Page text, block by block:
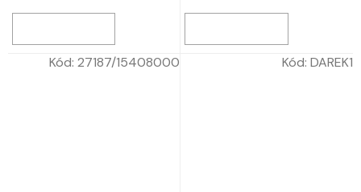
Kód: 27187/15408000 Kód: DAREK1